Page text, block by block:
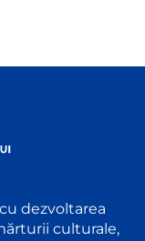
dezvoltarea
culturale,